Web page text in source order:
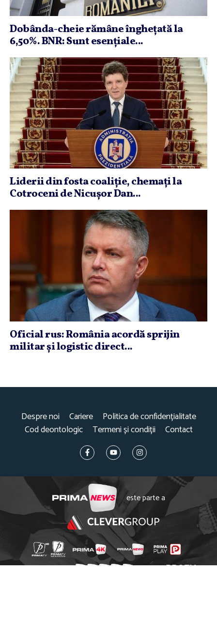
Dobânda-cheie rămâne îngheţată la
6,50%. BNR: Sunt esenţiale...
Liderii din fosta coaliţie, chemaţi la
Cotroceni de Nicuşor Dan...
Oficial rus: România acordă sprijin
militar şi logistic direct...
Despre noi Cariere
Politica de confidențialitate
Cod deontologic
Termeni și condiții Contact
este parte a